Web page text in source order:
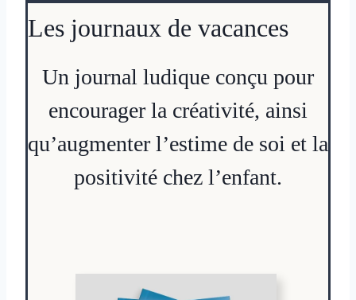
Les journaux de vacances
Un journal ludique conçu pour
encourager la créativité, ainsi
qu’augmenter l’estime de soi et la
positivité chez l’enfant.